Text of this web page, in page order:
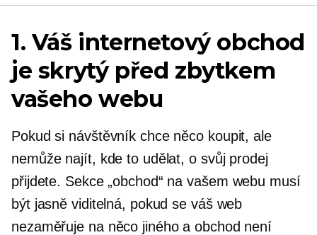
1. Váš internetový obchod
je skrytý před zbytkem
vašeho webu
Pokud si návštěvník chce něco koupit, ale
nemůže najít, kde to udělat, o svůj prodej
přijdete. Sekce „obchod“ na vašem webu musí
být jasně viditelná, pokud se váš web
nezaměřuje na něco jiného a obchod není